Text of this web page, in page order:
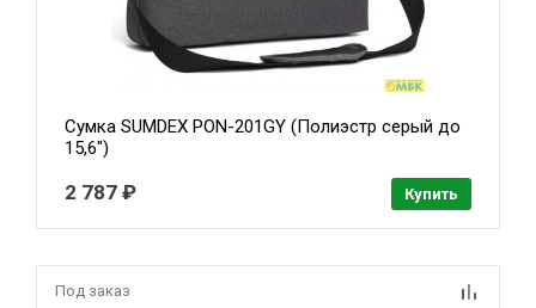
Сумка SUMDEX PON-201GY (Полиэстр серый до
15,6")
2 787 ₽ Купить
Под заказ